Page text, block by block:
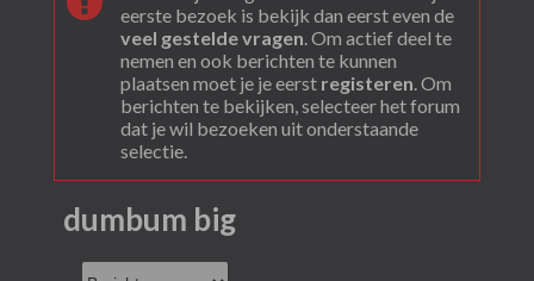
eerste bezoek is bekijk dan eerst even de
veel gestelde vragen. Om actief deel te
nemen en ook berichten te kunnen
plaatsen moet je je eerst registeren. Om
berichten te bekijken, selecteer het forum
dat je wil bezoeken uit onderstaande
selectie.
dumbum big